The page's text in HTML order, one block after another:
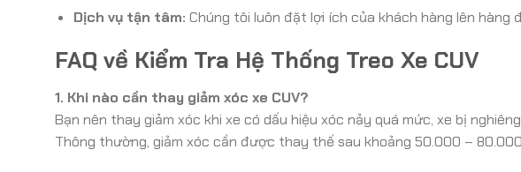
Dịch vụ tận tâm: Chúng tôi luôn đặt lợi ích của khách hàng lên hàng
FAQ về Kiểm Tra Hệ Thống Treo Xe CUV
1. Khi nào cần thay giảm xóc xe CUV?
Bạn nên thay giảm xóc khi xe có dấu hiệu xóc nảy quá mức, xe bị
Thông thường, giảm xóc cần được thay thế sau khoảng 50.000 –